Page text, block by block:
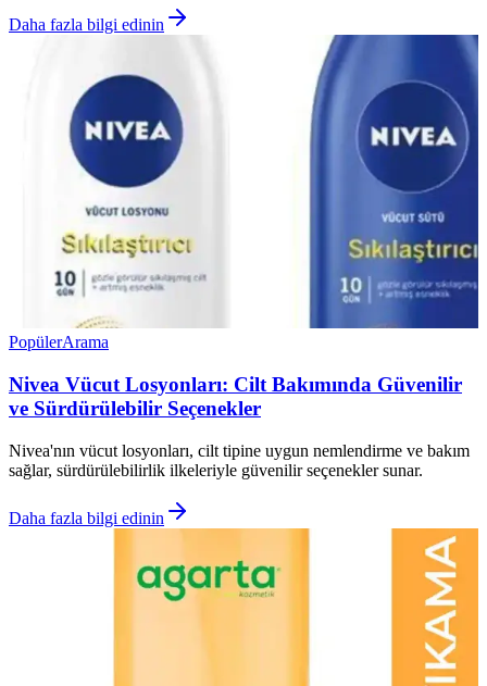
Daha fazla bilgi edinin
PopülerArama
Nivea Vücut Losyonları: Cilt Bakımında Güvenilir
ve Sürdürülebilir Seçenekler
Nivea'nın vücut losyonları, cilt tipine uygun nemlendirme ve bakım
sağlar, sürdürülebilirlik ilkeleriyle güvenilir seçenekler sunar.
Daha fazla bilgi edinin